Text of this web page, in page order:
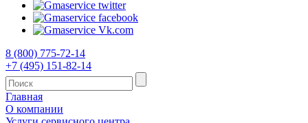
Вологда, Саранск, Тамбов, Стерлитамак, Грозный, Якутск,
Кострома, Комсомольск-на-Амуре, Петрозаводск, Таганрог,
Нижневартовск, Йошкар-Ола, Новороссийск, Нальчик,
Рыбинск, Северодвинск, Подольск, Королёв, Южно-
Сахалинск, Петропавловск-Камчатский, Сызрань,
Норильск, Абакан, Уссурийск, Салават, Электросталь,
Ковров, Коломна, Майкоп, Пятигорск, Кисловодск,
Нефтекамск, Дербент, Елец, Арзамас, Обнинск, Новый
Уренгой, Ессентуки, Тобольск, Магадан, Железногорск,
8 (800) 775-72-14
+7 (495) 151-82-14
Главная
О компании